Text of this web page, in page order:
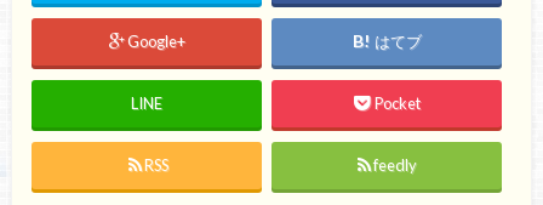
Google+ はてブ
LINE Pocket
RSS feedly